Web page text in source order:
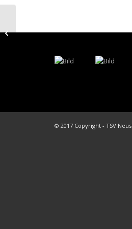
© 2017 Copyright - TSV